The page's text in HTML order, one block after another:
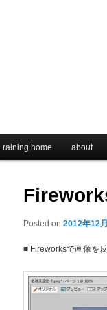
メインコンテンツへ移動
サブコンテンツへ移動
raining home about
Posted on2012年12
■ Fireworksで画像を